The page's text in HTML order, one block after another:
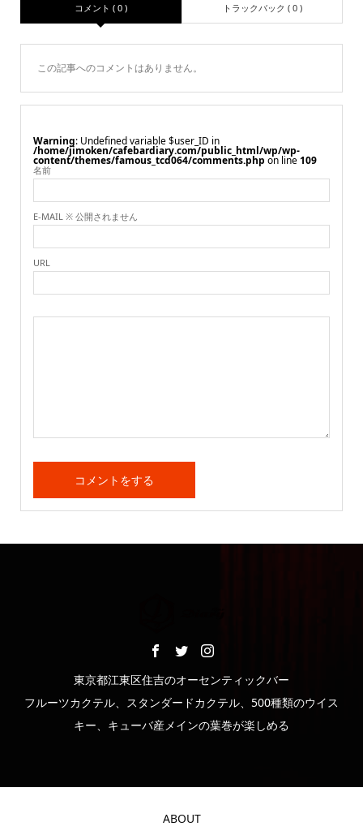
コメント ( 0 ) トラックバック ( 0 )
この記事へのコメントはありません。
Warning : Undefined variable $user_ID in
/home/jimoken/cafebardiary.com/public_html/wp/wp-
content/themes/famous_tcd064/comments.php on line109
名前
E-MAIL ※ 公開されません
URL
東京都江東区住吉のオーセンティックバー
フルーツカクテル、スタンダードカクテル、500種類のウイス
キー、キューバ産メインの葉巻が楽しめる
ABOUT